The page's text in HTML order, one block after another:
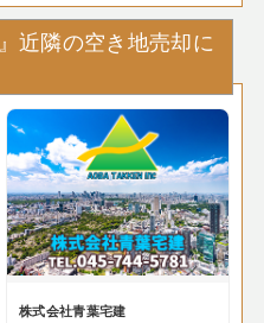
近隣の空き地売却に
株式会社青葉宅建